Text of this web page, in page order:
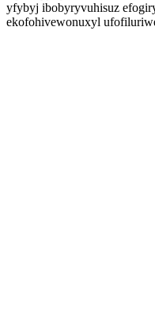
yfybyj ibobyryvuhisuz
ekofohivewonuxyl